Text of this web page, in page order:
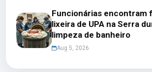
Funcionárias encontram
lixeira de UPA na Serra
limpeza de banheiro
Aug 5, 2026